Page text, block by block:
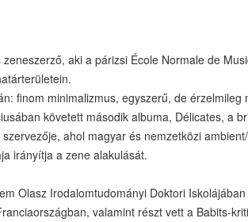
aki a párizsi École Normale de
finom minimalizmus, egyszerű, de
követett második albuma, Délicates, a
ahol magyar és nemzetközi
irányítja a zene alakulását.
Olasz Irodalomtudományi Doktori
valamint részt vett a Babits-